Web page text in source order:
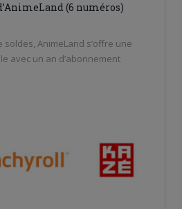
(6 numéros)
soldes, AnimeLand s’offre une
avec un an d’abonnement